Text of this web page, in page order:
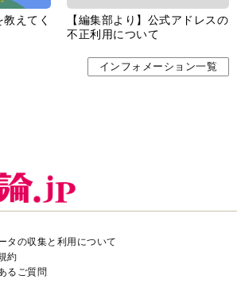
えてく
【編集部より】公式アドレスの
不正利用について
インフォメーション一覧
タの収集と利用について
約
るご質問